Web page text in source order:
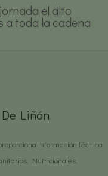
el alto
a toda la cadena
De Liñán
información técnica
Nutricionales,